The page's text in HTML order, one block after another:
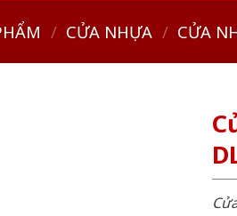
/ CỬA NHỰA / CỬA